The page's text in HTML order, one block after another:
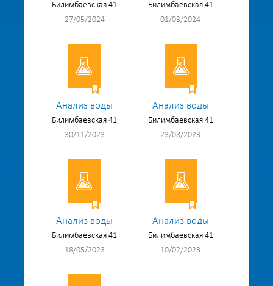
Билимбаевская 41
27/05/2024
Билимбаевская 41
01/03/2024
Анализ воды
Билимбаевская 41
30/11/2023
Анализ воды
Билимбаевская 41
23/08/2023
Анализ воды
Билимбаевская 41
18/05/2023
Анализ воды
Билимбаевская 41
10/02/2023